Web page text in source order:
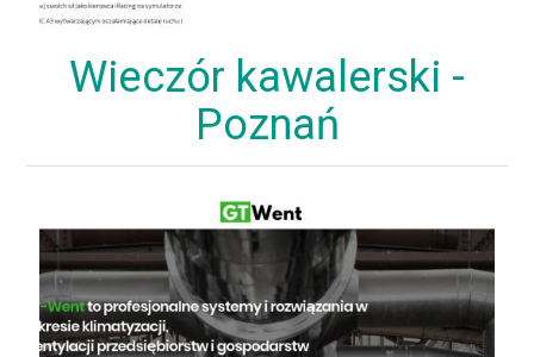
Wieczór kawalerski -
Poznań